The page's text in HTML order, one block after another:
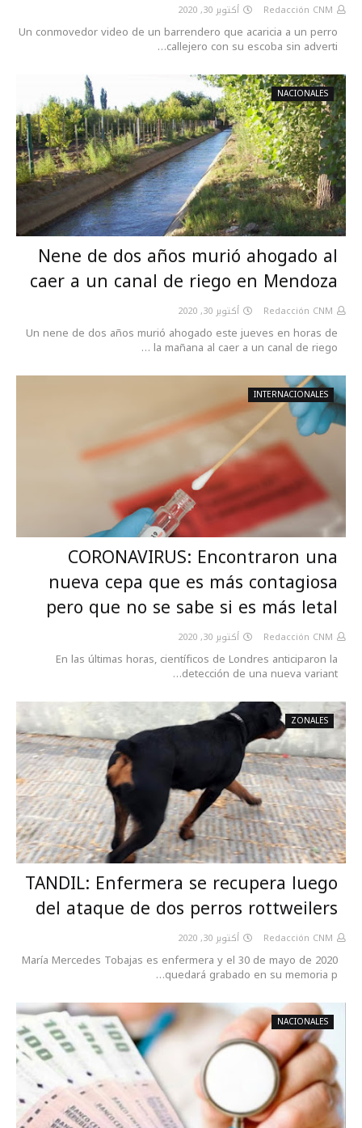
Redacción CNM أكتوبر 30, 2020
Un conmovedor video de un barrendero que acaricia a un perro
callejero con su escoba sin adverti…
NACIONALES
Nene de dos años murió ahogado al
caer a un canal de riego en Mendoza
Redacción CNM أكتوبر 30, 2020
Un nene de dos años murió ahogado este jueves en horas de
la mañana al caer a un canal de riego …
INTERNACIONALES
CORONAVIRUS: Encontraron una
nueva cepa que es más contagiosa
pero que no se sabe si es más letal
Redacción CNM أكتوبر 30, 2020
En las últimas horas, científicos de Londres anticiparon la
detección de una nueva variant…
ZONALES
TANDIL: Enfermera se recupera luego
del ataque de dos perros rottweilers
Redacción CNM أكتوبر 30, 2020
María Mercedes Tobajas es enfermera y el 30 de mayo de 2020
quedará grabado en su memoria p…
NACIONALES